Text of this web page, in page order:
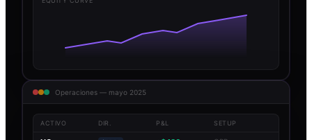
Operaciones — mayo 2025
ACTIVO DIR. P&L SETUP